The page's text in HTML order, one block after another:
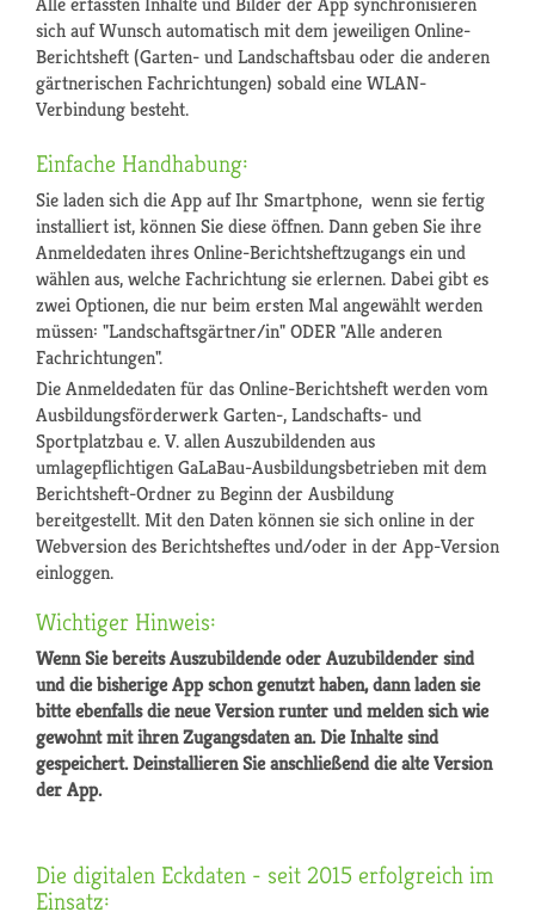
sich auf Wunsch automatisch mit dem jeweiligen Online-
Berichtsheft (Garten- und Landschaftsbau oder die anderen
gärtnerischen Fachrichtungen) sobald eine WLAN-
Verbindung besteht.
Einfache Handhabung:
Sie laden sich die App auf Ihr Smartphone, wenn sie fertig
installiert ist, können Sie diese öffnen. Dann geben Sie ihre
Anmeldedaten ihres Online-Berichtsheftzugangs ein und
wählen aus, welche Fachrichtung sie erlernen. Dabei gibt es
zwei Optionen, die nur beim ersten Mal angewählt werden
müssen: "Landschaftsgärtner/in" ODER "Alle anderen
Fachrichtungen".
Die Anmeldedaten für das Online-Berichtsheft werden vom
Ausbildungsförderwerk Garten-, Landschafts- und
Sportplatzbau e. V. allen Auszubildenden aus
umlagepflichtigen GaLaBau-Ausbildungsbetrieben mit dem
Berichtsheft-Ordner zu Beginn der Ausbildung
bereitgestellt. Mit den Daten können sie sich online in der
Webversion des Berichtsheftes und/oder in der App-Version
einloggen.
Wichtiger Hinweis:
Wenn Sie bereits Auszubildende oder Auzubildender sind
und die bisherige App schon genutzt haben, dann laden sie
bitte ebenfalls die neue Version runter und melden sich wie
gewohnt mit ihren Zugangsdaten an. Die Inhalte sind
gespeichert. Deinstallieren Sie anschließend die alte Version
der App.
Die digitalen Eckdaten - seit 2015 erfolgreich im
Einsatz: